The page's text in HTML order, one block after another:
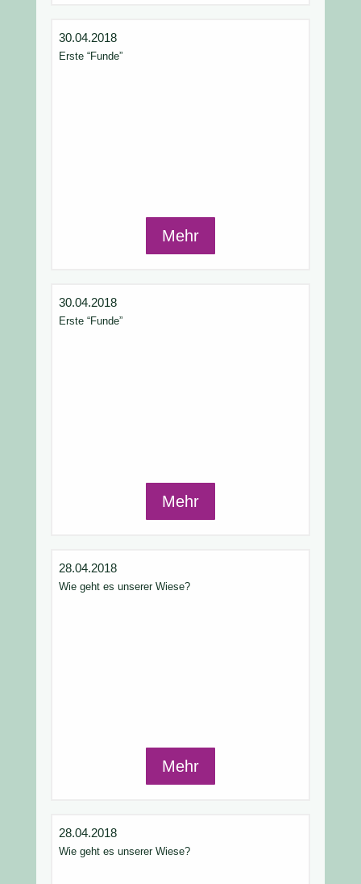
30.04.2018
Erste “Funde”
Mehr
30.04.2018
Erste “Funde”
Mehr
28.04.2018
Wie geht es unserer Wiese?
Mehr
28.04.2018
Wie geht es unserer Wiese?